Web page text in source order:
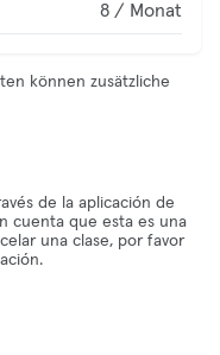
8 / Monat
können zusätzliche
de la aplicación de
cuenta que esta es una
una clase, por favor